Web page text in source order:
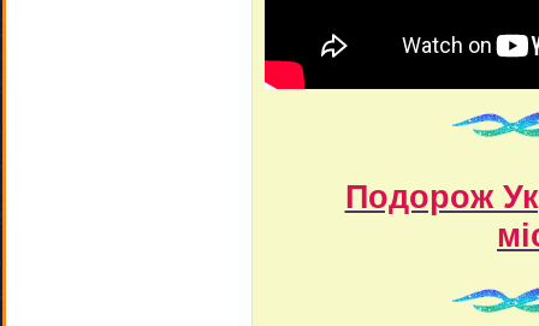
Подорож